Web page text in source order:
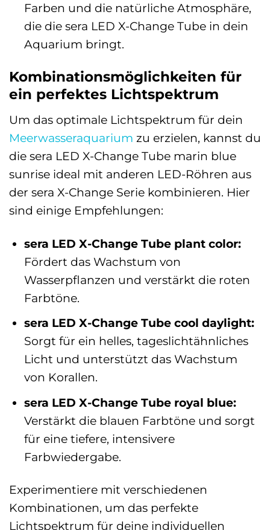
Farben und die natürliche Atmosphäre,
die die sera LED X-Change Tube in dein
Aquarium bringt.
Kombinationsmöglichkeiten für
ein perfektes Lichtspektrum
Um das optimale Lichtspektrum für dein
Meerwasseraquarium zu erzielen, kannst du
die sera LED X-Change Tube marin blue
sunrise ideal mit anderen LED-Röhren aus
der sera X-Change Serie kombinieren. Hier
sind einige Empfehlungen:
sera LED X-Change Tube plant color:
Fördert das Wachstum von
Wasserpflanzen und verstärkt die roten
Farbtöne.
sera LED X-Change Tube cool daylight:
Sorgt für ein helles, tageslichtähnliches
Licht und unterstützt das Wachstum
von Korallen.
sera LED X-Change Tube royal blue:
Verstärkt die blauen Farbtöne und sorgt
für eine tiefere, intensivere
Farbwiedergabe.
Experimentiere mit verschiedenen
Kombinationen, um das perfekte
Lichtspektrum für deine individuellen